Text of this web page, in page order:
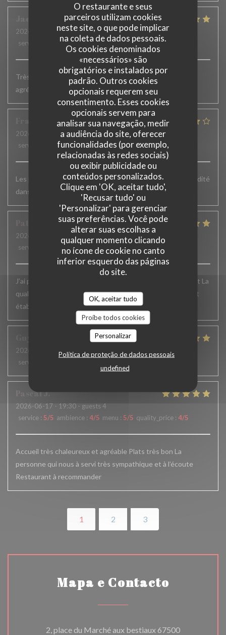
O restaurante e seus
parceiros utilizam cookies
neste site, o que pode implicar
na coleta de dados pessoais.
Os cookies denominados
«necessários» são
obrigatórios e instalados por
padrão. Outros cookies
opcionais requerem seu
consentimento. Esses cookies
opcionais servem para
analisar sua navegação, medir
a audiência do site, oferecer
funcionalidades (por exemplo,
relacionadas às redes sociais)
ou exibir publicidade ou
conteúdos personalizados.
Clique em 'OK, aceitar tudo',
'Recusar tudo' ou
'Personalizar' para gerenciar
suas preferências. Você pode
alterar suas escolhas a
qualquer momento clicando
no ícone de cookie no canto
inferior esquerdo das páginas
do site.
OK, aceitar tudo
Proíbe todos cookies
Personalizar
Política de proteção de dados pessoais
undefined
H
2026-07-02
- 19:15 - guests 2
service
ambience: 5 /5 menu: 5/5 quality_price
Très bons plats. Service accueillant et efficace. Terrasse
agréable
W
2026-06-23
- 12:45 - guests 8
service
ambience: 4/5 menu : 4/5 quality_price
Les plats sont vraiment très bons mais un peu plus de rapidité
dans le service serait appréciable
2026-06-24
- 12:15 - guests 6
service
ambience /5 : 5 quality_price
J’ai passé un excellent moment. L’accueil , le service, parfait La
qualité des plats excellente.. Je recommande vivement cet
établissement et j’y reviens toujours avec le même plaisir
2026-06-19
- 12:30 - guests 2
service
PascalJ
2026-06-17 - 19:30 - guests 4
service : 5/5 ambience : 4/5 menu : 5/5 quality_price : 4/5
Accueil très chaleureux et agréable Plats très bon La
personne qui nous à servi très sympathique et à l’écoute
Restaurant à recommander
1 2 3
Mapa e Contacto
2, place du Marché aux bestiaux 67500